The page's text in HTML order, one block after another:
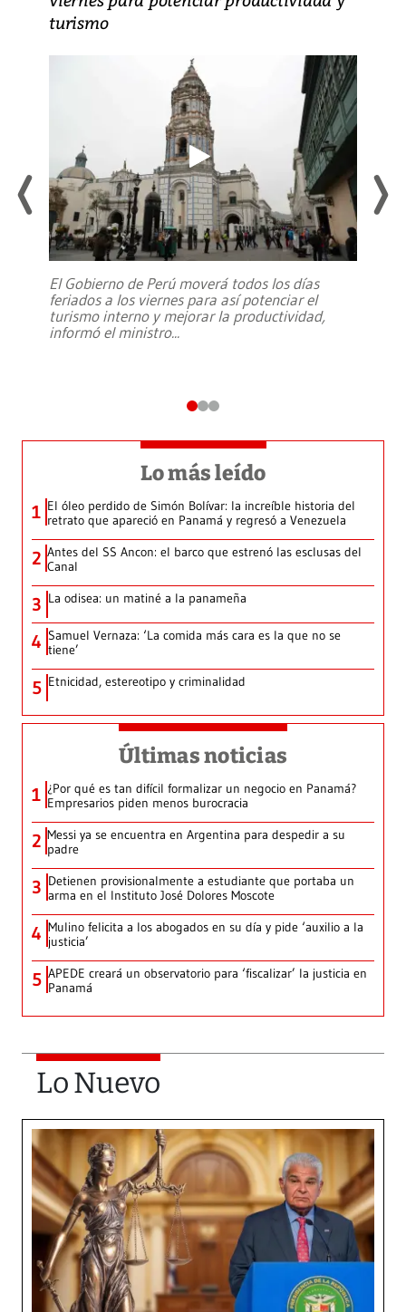
turismo
El Gobierno de Perú moverá todos los días
feriados a los viernes para así potenciar el
turismo interno y mejorar la productividad,
informó el ministro...
Lo más leído
1 El óleo perdido de Simón Bolívar: la increíble historia del
retrato que apareció en Panamá y regresó a Venezuela
2 Antes del SS Ancon: el barco que estrenó las esclusas del
Canal
3 La odisea: un matiné a la panameña
4 Samuel Vernaza: ‘La comida más cara es la que no se
tiene’
5 Etnicidad, estereotipo y criminalidad
Últimas noticias
1 ¿Por qué es tan difícil formalizar un negocio en Panamá?
Empresarios piden menos burocracia
2 Messi ya se encuentra en Argentina para despedir a su
padre
3 Detienen provisionalmente a estudiante que portaba un
arma en el Instituto José Dolores Moscote
4 Mulino felicita a los abogados en su día y pide ‘auxilio a la
justicia’
5 APEDE creará un observatorio para ‘fiscalizar’ la justicia en
Panamá
Lo Nuevo